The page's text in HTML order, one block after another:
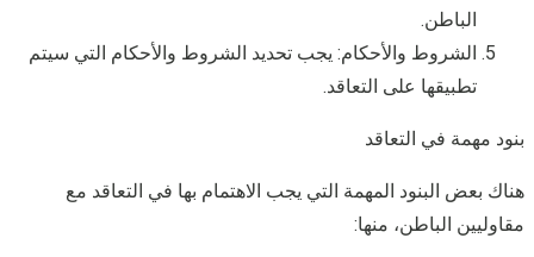
الباطن.
الشروط والأحكام: يجب تحديد الشروط والأحكام التي سيتم
تطبيقها على التعاقد.
بنود مهمة في التعاقد
هناك بعض البنود المهمة التي يجب الاهتمام بها في التعاقد مع
مقاوليين الباطن، منها: